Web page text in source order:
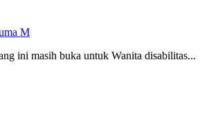
M
ini masih buka untuk Wanita disabilitas...